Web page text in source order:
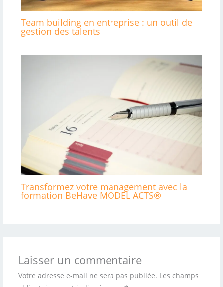
Team building en entreprise : un outil de
gestion des talents
Transformez votre management avec la
formation BeHave MODEL ACTS®
Laisser un commentaire
Votre adresse e-mail ne sera pas publiée. Les champs